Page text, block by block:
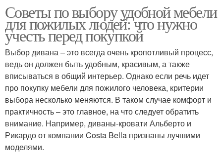
Советы по выбору удобной мебели
для пожилых людей: что нужно
учесть перед покупкой
Выбор дивана – это всегда очень кропотливый процесс,
ведь он должен быть удобным, красивым, а также
вписываться в общий интерьер. Однако если речь идет
про покупку мебели для пожилого человека, критерии
выбора несколько меняются. В таком случае комфорт и
практичность – это главное, на что следует обратить
внимание. Например, диваны-кровати Альберто и
Рикардо от компании Costa Bella признаны лучшими
моделями.